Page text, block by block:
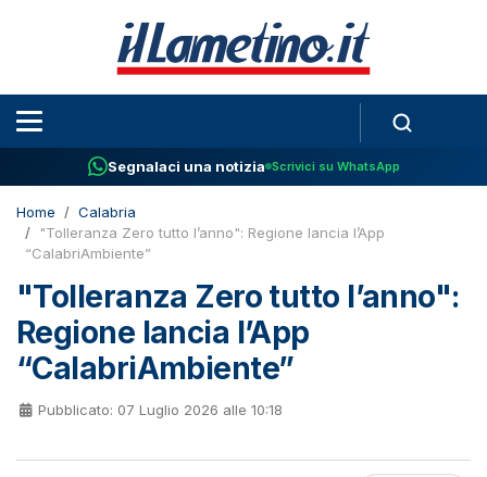
Segnalaci una notizia Scrivici su WhatsApp
Home
Calabria
"Tolleranza Zero tutto l’anno": Regione lancia l’App
“CalabriAmbiente”
"Tolleranza Zero tutto l’anno":
Regione lancia l’App
“CalabriAmbiente”
Pubblicato: 07 Luglio 2026 alle 10:18